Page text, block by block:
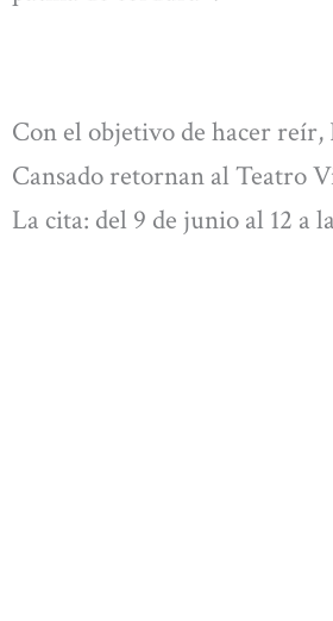
Con el objetivo de hacer reír,
Cansado retornan al Teatro
La cita: del 9 de junio al 12 a